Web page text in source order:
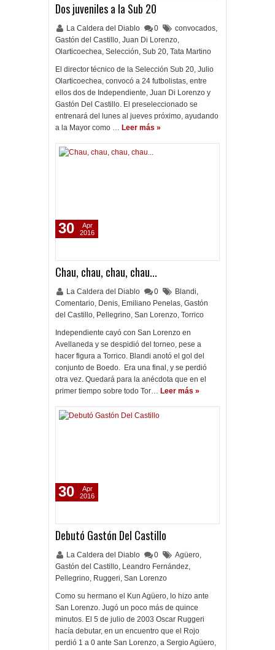
Dos juveniles a la Sub 20
La Caldera del Diablo 0 convocados,
Gastón del Castillo, Juan Di Lorenzo,
Olarticoechea, Selección, Sub 20, Tata Martino
El director técnico de la Selección Sub 20, Julio
Olarticoechea, convocó a 24 futbolistas, entre
ellos dos de Independiente, Juan Di Lorenzo y
Gastón Del Castillo. El preseleccionado se
entrenará del lunes al jueves próximo, ayudando
a la Mayor como … Leer más »
Chau, chau, chau, chau...
La Caldera del Diablo 0 Blandi,
Comentario, Denis, Emiliano Penelas, Gastón
del Castillo, Pellegrino, San Lorenzo, Torrico
Independiente cayó con San Lorenzo en
Avellaneda y se despidió del torneo, pese a
hacer figura a Torrico. Blandi anotó el gol del
conjunto de Boedo. Era una final, y se perdió
otra vez. Quedará para la anécdota que en el
primer tiempo sobre todo Tor… Leer más »
30
Apr
2016
Debutó Gastón Del Castillo
La Caldera del Diablo 0 Agüero,
Gastón del Castillo, Leandro Fernández,
Pellegrino, Ruggeri, San Lorenzo
Como su hermano el Kun Agüero, lo hizo ante
San Lorenzo. Jugó un poco más de quince
minutos. El 5 de julio de 2003 Oscar Ruggeri
hacía debutar, en un encuentro que el Rojo
perdió 1 a 0 ante San Lorenzo, a Sergio Agüero,
30
Apr
2016